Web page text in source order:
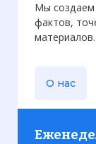
Мы создаем
фактов,
материалов.
О нас